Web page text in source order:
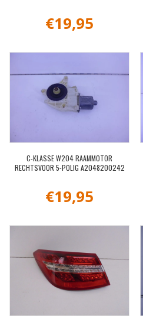
€19,95
C-KLASSE W204 RAAMMOTOR
RECHTSVOOR 5-POLIG A2048200242
€19,95